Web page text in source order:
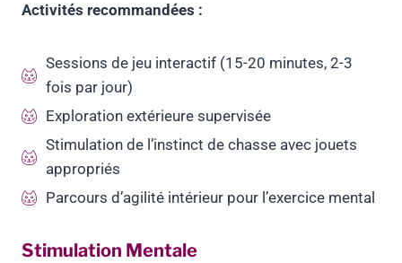
Activités recommandées :
Sessions de jeu interactif (15-20 minutes, 2-3
fois par jour)
Exploration extérieure supervisée
Stimulation de l’instinct de chasse avec jouets
appropriés
Parcours d’agilité intérieur pour l’exercice mental
Stimulation Mentale